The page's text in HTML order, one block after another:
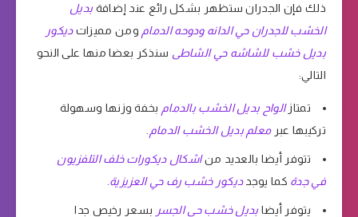
ذلك فإن الجدران ستظهر بشكل رائع عند إضافة بديل
الخشب للجدران حي الدانه ودوحه الدمام ومن مميزاتديكور
بديل خشب للشاشه حي الشاطى سنذكر بعضا منها على النحو
التالي:
تمتازالواح بديل الخشب بالدمام بخفة وزنها وسهولة
تركيبها عبرمعلم بديل الخشب الدمام
تتوفر أيضا بالعديد مناشكال ديكورات خلف التلفزيون
في جدة كما يوجدديكور خشب رف حي العزيزية
يتوفر أيضا بديل خشب حي الجسر بسعر رخيص جدا